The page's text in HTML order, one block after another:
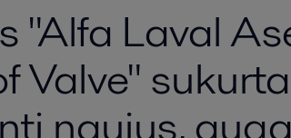
"Alfa Laval
Valve"
naujus,